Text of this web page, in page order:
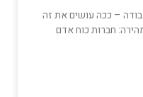
– ככה עושים את זה
עבודה מהירה: חברות כוח אדם